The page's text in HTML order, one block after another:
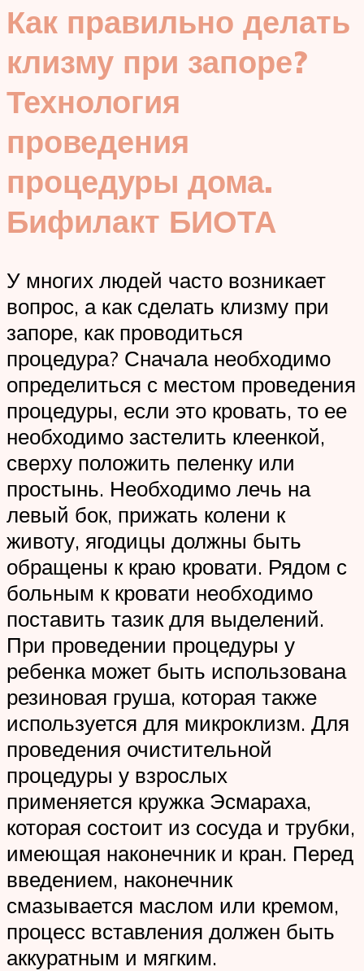
Как правильно делать
клизму при запоре?
Технология
проведения
процедуры дома.
Бифилакт БИОТА
У многих людей часто возникает
вопрос, а как сделать клизму при
запоре, как проводиться
процедура? Сначала необходимо
определиться с местом проведения
процедуры, если это кровать, то ее
необходимо застелить клеенкой,
сверху положить пеленку или
простынь. Необходимо лечь на
левый бок, прижать колени к
животу, ягодицы должны быть
обращены к краю кровати. Рядом с
больным к кровати необходимо
поставить тазик для выделений.
При проведении процедуры у
ребенка может быть использована
резиновая груша, которая также
используется для микроклизм. Для
проведения очистительной
процедуры у взрослых
применяется кружка Эсмараха,
которая состоит из сосуда и трубки,
имеющая наконечник и кран. Перед
введением, наконечник
смазывается маслом или кремом,
процесс вставления должен быть
аккуратным и мягким.